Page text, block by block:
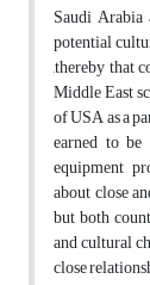
Saudi
potential
,thereby that
Middle East
of USA as a
earned to
equipment
about close
but both
and cultural
close